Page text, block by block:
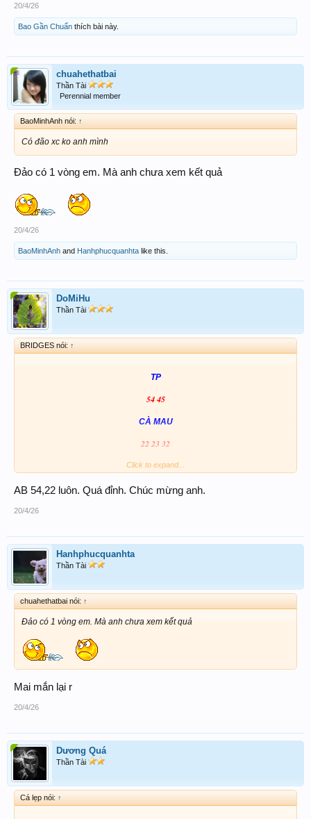
20/4/26
Bao Gần Chuẩn thích bài này.
chuahethatbai
Thần Tài
Perennial member
BaoMinhAnh nói: ↑
Có đão xc ko anh mình
Đảo có 1 vòng em. Mà anh chưa xem kết quả
20/4/26
BaoMinhAnh and Hanhphucquanhta like this.
DoMiHu
Thần Tài
BRIDGES nói: ↑
TP
54 45
CÀ MAU
22 23 32
AB MN54 22
054 254 022 222
Click to expand...
AB 54,22 luôn. Quá đỉnh. Chúc mừng anh.
20/4/26
Hanhphucquanhta
Thần Tài
chuahethatbai nói: ↑
Đảo có 1 vòng em. Mà anh chưa xem kết quả
Mai mắn lại r
20/4/26
Dương Quá
Thần Tài
Cá lẹp nói: ↑